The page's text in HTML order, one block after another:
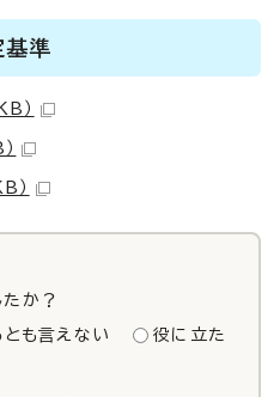
基準
）
）
たか？
とも言えない
役に立た